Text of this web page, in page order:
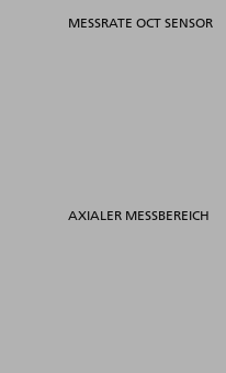
MESSRATE OCT SENSOR
AXIALER MESSBEREICH